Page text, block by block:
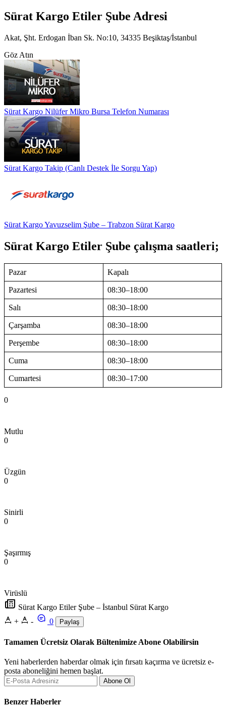
Sürat Kargo Etiler Şube Adresi
Akat, Şht. Erdogan İban Sk. No:10, 34335 Beşiktaş/İstanbul
Göz Atın
Sürat Kargo Nilüfer Mikro Bursa Telefon Numarası
Sürat Kargo Takip (Canlı Destek İle Sorgu Yap)
Sürat Kargo Yavuzselim Şube – Trabzon Sürat Kargo
Sürat Kargo Etiler Şube çalışma saatleri;
Pazar Kapalı
Pazartesi 08:30–18:00
Salı 08:30–18:00
Çarşamba 08:30–18:00
Perşembe 08:30–18:00
Cuma 08:30–18:00
Cumartesi 08:30–17:00
0
Mutlu
0
Üzgün
0
Sinirli
0
Şaşırmış
0
Virüslü
Sürat Kargo Etiler Şube – İstanbul Sürat Kargo
+
- 0 Paylaş
Tamamen Ücretsiz Olarak Bültenimize Abone Olabilirsin
Yeni haberlerden haberdar olmak için fırsatı kaçırma ve ücretsiz e-
posta aboneliğini hemen başlat.
Abone Ol
Benzer Haberler